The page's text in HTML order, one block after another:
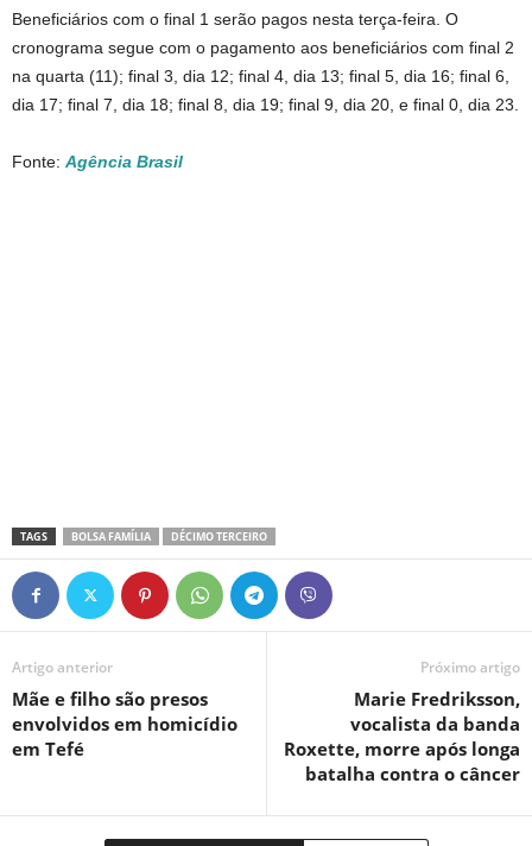
Beneficiários com o final 1 serão pagos nesta terça-feira. O
cronograma segue com o pagamento aos beneficiários com final 2
na quarta (11); final 3, dia 12; final 4, dia 13; final 5, dia 16; final 6,
dia 17; final 7, dia 18; final 8, dia 19; final 9, dia 20, e final 0, dia 23.
Fonte: Agência Brasil
TAGS BOLSA FAMÍLIA DÉCIMO TERCEIRO
Artigo anterior
Mãe e filho são presos
envolvidos em homicídio
em Tefé
Próximo artigo
Marie Fredriksson,
vocalista da banda
Roxette, morre após longa
batalha contra o câncer